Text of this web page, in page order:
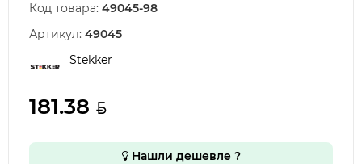
Код товара: 49045-98
Артикул: 49045
Stekker
181.38
Нашли дешевле ?